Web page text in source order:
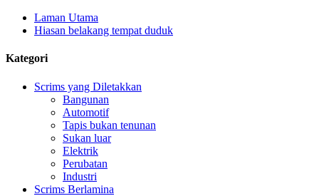
Laman Utama
Hiasan belakang tempat duduk
Kategori
Scrims yang Diletakkan
Bangunan
Automotif
Tapis bukan tenunan
Sukan luar
Elektrik
Perubatan
Industri
Scrims Berlamina